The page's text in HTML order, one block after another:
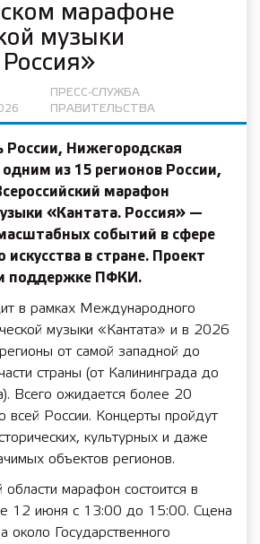
марафоне
музыки
ПРЕСС-СЛУЖБА
ПРАВИТЕЛЬСТВА
России, Нижегородская
одним из 15 регионов России,
марафон
«Кантата. Россия» —
событий в сфере
искусства в стране. Проект
поддержке ПФКИ.
в рамках Международного
музыки «Кантата» и в 2026
от самой западной до
страны (от Калининграда до
Всего ожидается более 20
всей России. Концерты пройдут
культурных и даже
объектов регионов.
марафон состоится в
12 июня с 13:00 до 15:00. Сцена
около Государственного